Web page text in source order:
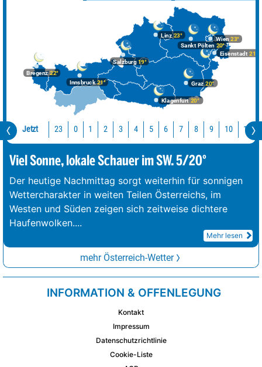
Bregenz22°
Graz20°
Innsbruck21°
Klagenfurt 20°
Linz23°
Salzburg19°
Wien 23°
Eisenstadt 21°
Sankt Pölten 20°
Jetzt 23 0 1 2 3 4 5 6 7 8 9 10 11
Viel Sonne, lokale Schauer im SW. 5/20°
Der heutige Nachmittag sorgt weiterhin für sonnigen
Wettercharakter in weiten Teilen Österreichs, im
Westen und Süden zeigen sich zeitweise dichtere
Haufenwolken....
Mehr lesen
mehr Österreich-Wetter
INFORMATION & OFFENLEGUNG
Kontakt
Impressum
Datenschutzrichtlinie
Cookie-Liste